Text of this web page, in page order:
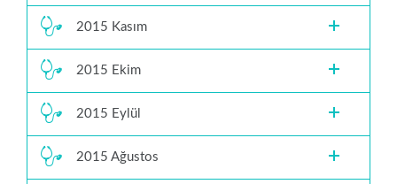
2015 Kasım
2015 Ekim
2015 Eylül
2015 Ağustos